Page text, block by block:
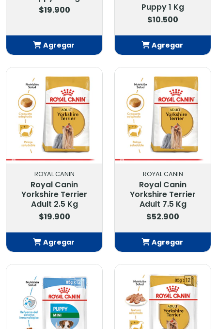
$19.900
Agregar
Puppy 1 Kg
$10.500
Agregar
ROYAL CANIN
Royal Canin
Yorkshire Terrier
Adult 2.5 Kg
$19.900
Agregar
ROYAL CANIN
Royal Canin
Yorkshire Terrier
Adult 7.5 Kg
$52.900
Agregar